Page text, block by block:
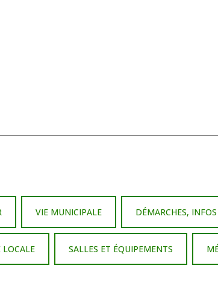
VIE MUNICIPALE DÉMARCHES,
LOCALE SALLES ET ÉQUIPEMENTS